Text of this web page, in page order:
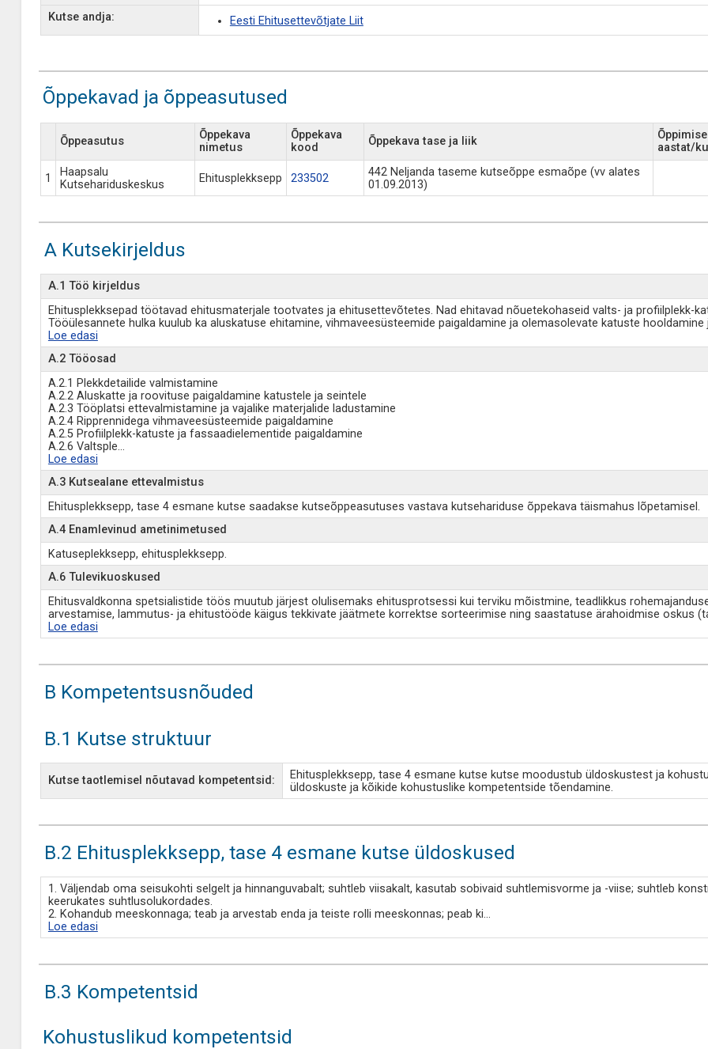
Kutse andja: Eesti Ehitusettevõtjate Liit
Õppekavad ja õppeasutused
Õppeasutus
Õppekava
nimetus
Õppekava
kood
Õppekava tase ja liik
aastat/
1
Haapsalu
Kutsehariduskeskus
Ehitusplekksepp 233502
442 Neljanda taseme kutseõppe esmaõpe (vv alates
01.09.2013)
A Kutsekirjeldus
A.1 Töö kirjeldus
Ehitusplekksepad töötavad ehitusmaterjale tootvates ja ehitusettevõtetes. Nad ehitavad nõuetekohaseid valts- ja profiilplekk-
Tööülesannete hulka kuulub ka aluskatuse ehitamine, vihmaveesüsteemide paigaldamine ja olemasolevate katuste hooldamine
Loe edasi
A.2 Tööosad
A.2.1 Plekkdetailide valmistamine
A.2.2 Aluskatte ja roovituse paigaldamine katustele ja seintele
A.2.3 Tööplatsi ettevalmistamine ja vajalike materjalide ladustamine
A.2.4 Ripprennidega vihmaveesüsteemide paigaldamine
A.2.5 Profiilplekk-katuste ja fassaadielementide paigaldamine
A.2.6 Valtsple...
Loe edasi
A.3 Kutsealane ettevalmistus
Ehitusplekksepp, tase 4 esmane kutse saadakse kutseõppeasutuses vastava kutsehariduse õppekava täismahus lõpetamisel.
A.4 Enamlevinud ametinimetused
Katuseplekksepp, ehitusplekksepp.
A.6 Tulevikuoskused
Ehitusvaldkonna spetsialistide töös muutub järjest olulisemaks ehitusprotsessi kui terviku mõistmine, teadlikkus
arvestamise, lammutus- ja ehitustööde käigus tekkivate jäätmete korrektse sorteerimise ning saastatuse ärahoidmise oskus
Loe edasi
B Kompetentsusnõuded
B.1 Kutse struktuur
Kutse taotlemisel nõutavad kompetentsid:
Ehitusplekksepp, tase 4 esmane kutse kutse moodustub üldoskustest ja
üldoskuste ja kõikide kohustuslike kompetentside tõendamine.
B.2 Ehitusplekksepp, tase 4 esmane kutse üldoskused
1. Väljendab oma seisukohti selgelt ja hinnanguvabalt; suhtleb viisakalt, kasutab sobivaid suhtlemisvorme ja -viise; suhtleb
keerukates suhtlusolukordades.
2. Kohandub meeskonnaga; teab ja arvestab enda ja teiste rolli meeskonnas; peab ki...
Loe edasi
B.3 Kompetentsid
Kohustuslikud kompetentsid